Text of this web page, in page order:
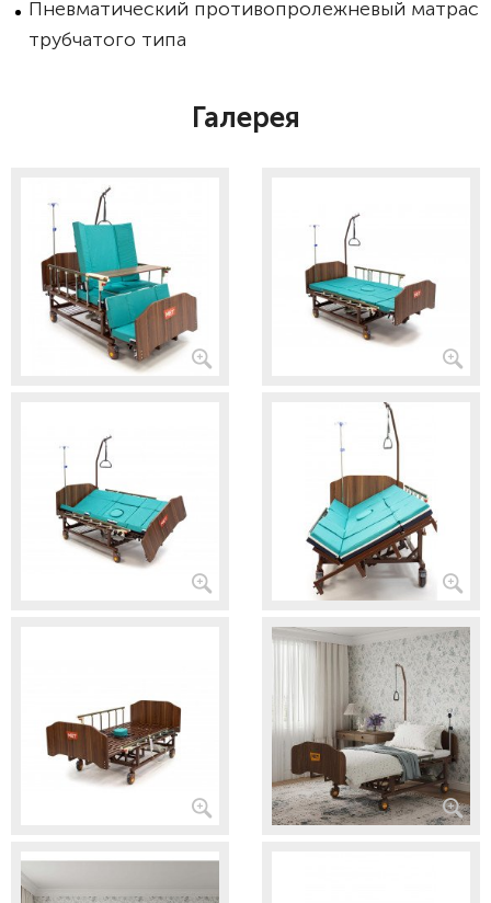
Пневматический противопролежневый матрас
трубчатого типа
Галерея